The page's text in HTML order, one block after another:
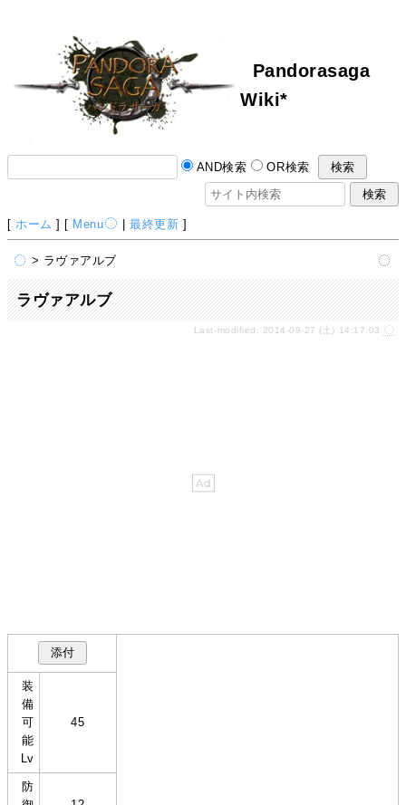
Pandorasaga
Wiki*
AND検索 OR検索
[ ホーム ] [ Menu |最終更新 ]
> ラヴァアルブ
ラヴァアルブ
Last-modified: 2014-09-27 (土) 14:17:03
装
備
可
能
Lv
45
防